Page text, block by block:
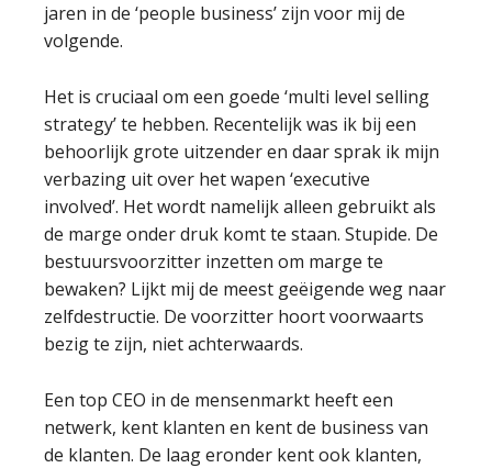
jaren in de ‘people business’ zijn voor mij de
volgende.
Het is cruciaal om een goede ‘multi level selling
strategy’ te hebben. Recentelijk was ik bij een
behoorlijk grote uitzender en daar sprak ik mijn
verbazing uit over het wapen ‘executive
involved’. Het wordt namelijk alleen gebruikt als
de marge onder druk komt te staan. Stupide. De
bestuursvoorzitter inzetten om marge te
bewaken? Lijkt mij de meest geëigende weg naar
zelfdestructie. De voorzitter hoort voorwaarts
bezig te zijn, niet achterwaards.
Een top CEO in de mensenmarkt heeft een
netwerk, kent klanten en kent de business van
de klanten. De laag eronder kent ook klanten,